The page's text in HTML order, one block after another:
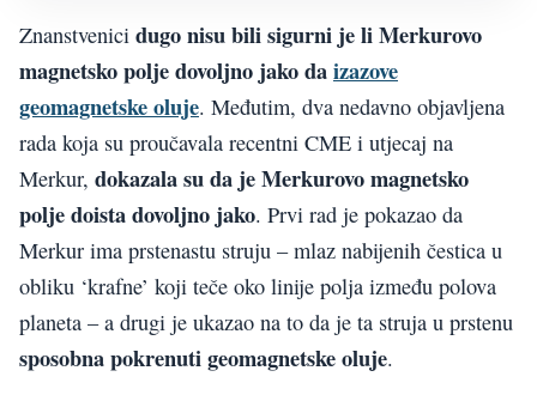
Znanstvenici dugo nisu bili sigurni je li Merkurovo
magnetsko polje dovoljno jako daizazove
geomagnetske oluje. Međutim, dva nedavno objavljena
rada koja su proučavala recentni CME i utjecaj na
Merkur, dokazala su da je Merkurovo magnetsko
polje doista dovoljno jako. Prvi rad je pokazao da
Merkur ima prstenastu struju – mlaz nabijenih čestica u
obliku ‘krafne’ koji teče oko linije polja između polova
planeta – a drugi je ukazao na to da je ta struja u prstenu
sposobna pokrenuti geomagnetske oluje.